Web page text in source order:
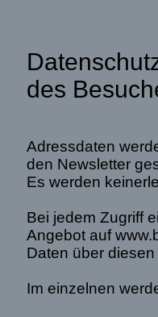
des
Adressdaten
den Newsletter
Es werden
Bei jedem Zugriff
Angebot auf
Daten über
Im einzelnen